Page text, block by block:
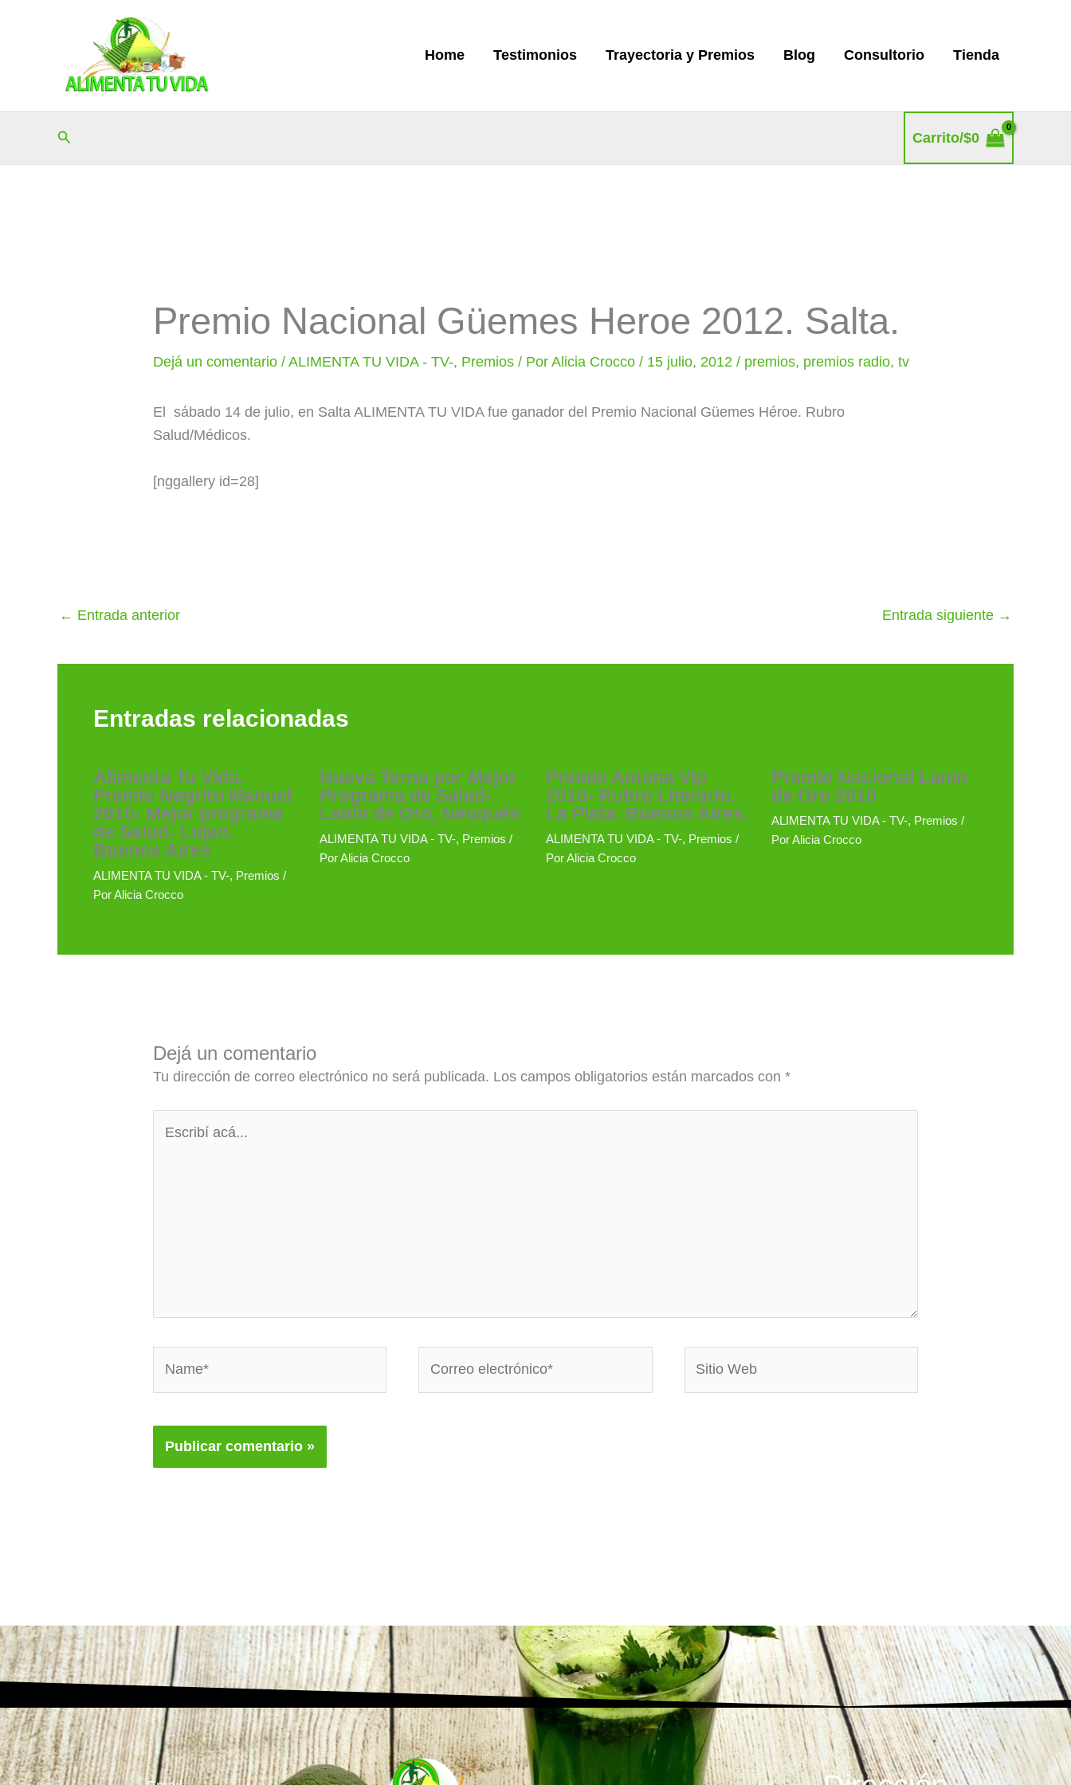
Home Testimonios Trayectoria y Premios Blog Consultorio Tienda
Buscar Carrito/$0
Premio Nacional Güemes Heroe 2012. Salta.
Dejá un comentario /ALIMENTA TU VIDA - TV-, Premios / PorAlicia Crocco/ 15 julio, 2012/ premios, premios radio,tv
El sábado 14 de julio, en Salta ALIMENTA TU VIDA fue ganador del Premio Nacional Güemes Héroe. Rubro
Salud/Médicos.
[nggallery id=28]
← Entrada anterior Entrada siguiente →
Entradas relacionadas
Alimenta Tu Vida.
Premio Negrito Manuel
2010- Mejor programa
de Salud- Lujan.
Buenos Aires
ALIMENTA TU VIDA - TV-, Premios /
PorAlicia Crocco
Nueva Terna por Mejor
Programa de Salud-
Lanín de Oro, Neuquén
ALIMENTA TU VIDA - TV-, Premios /
PorAlicia Crocco
Premio Antena Vip
2010- Rubro Literario.
La Plata. Buenos Aires.
ALIMENTA TU VIDA - TV-, Premios /
PorAlicia Crocco
Premio Nacional Lanín
de Oro 2010
ALIMENTA TU VIDA - TV-, Premios /
PorAlicia Crocco
Dejá un comentario
Tu dirección de correo electrónico no será publicada. Los campos obligatorios están marcados con*